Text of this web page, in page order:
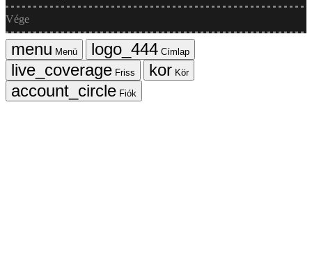
Vége
Menü
Címlap
Friss
Kör
Fiók